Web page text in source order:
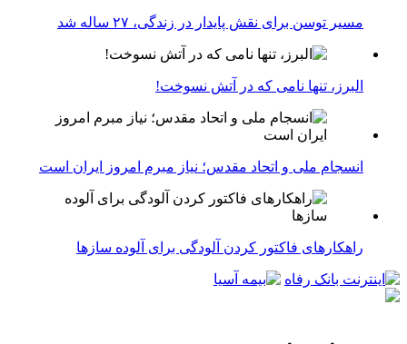
مسیر توسن برای نقش پایدار در زندگی، ۲۷ ساله شد
البرز، تنها نامی که در آتش نسوخت!
انسجام ملی و اتحاد مقدس؛ نیاز مبرم امروز ایران است
راهکارهای فاکتور کردن آلودگی برای آلوده سازها